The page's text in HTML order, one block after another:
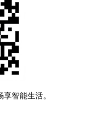
智能生活。